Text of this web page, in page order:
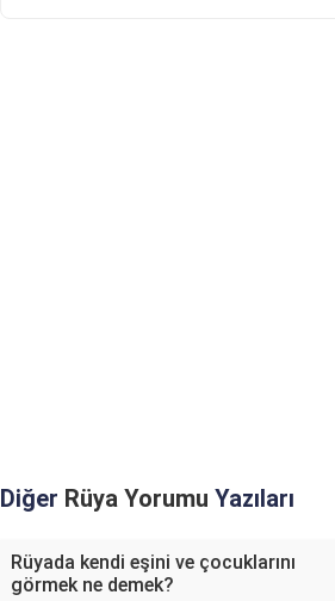
Diğer Rüya Yorumu Yazıları
Rüyada kendi eşini ve çocuklarını
görmek ne demek?